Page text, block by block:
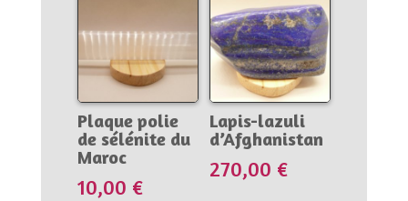
Plaque polie
de sélénite du
Maroc
10,00 €
Lapis-lazuli
d’Afghanistan
270,00 €